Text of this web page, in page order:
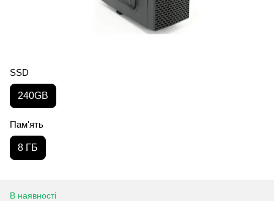
SSD
240GB
Пам'ять
8 ГБ
В наявності